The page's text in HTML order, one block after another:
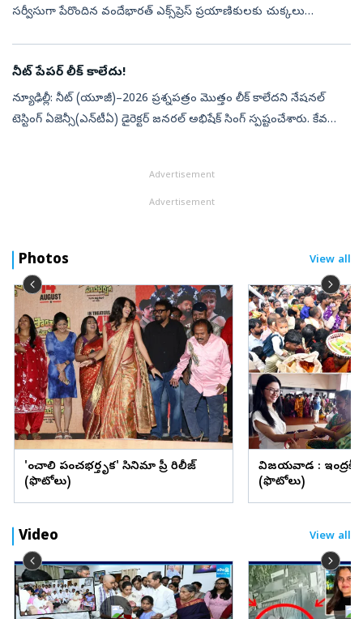
సర్వీసుగా పేరొందిన వందేభారత్ ఎక్స్‌ప్రెస్ ప్రయాణికులకు చుక్కలు
నీట్‌ పేపర్‌ లీక్‌ కాలేదు!
న్యూఢిల్లీ: నీట్‌ (యూజీ)–2026 ప్రశ్నపత్రం మొత్తం లీక్‌ కాలేదని నేషనల్‌
టెస్టింగ్‌ ఏజెన్సీ(ఎన్‌టీఏ) డైరెక్టర్‌ జనరల్‌ అభిషేక్‌ సింగ్‌ స్పష్టంచేశారు. కేవలం
Advertisement
Advertisement
Photos View all
'పాంచాలి పంచభర్తృక' సినిమా ప్రీ రిలీజ్
(ఫొటోలు)
విజయవాడ :
(ఫొటోలు)
Video View all